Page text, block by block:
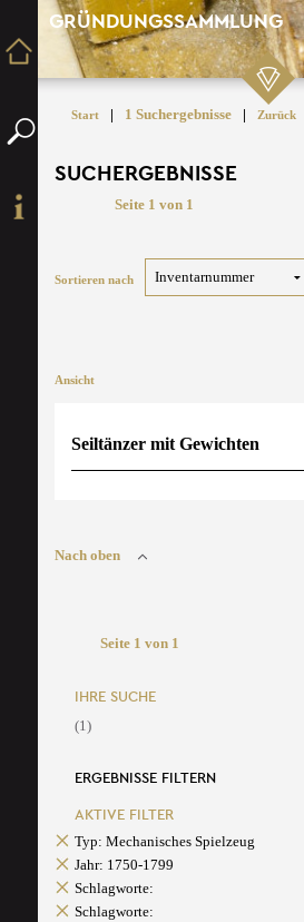
GRÜNDUNGSSAMMLUNG
Start | 1 Suchergebnisse | Zurück
SUCHERGEBNISSE
Seite 1 von 1
Sortieren nach
Ansicht
Seiltänzer mit Gewichten
Nach oben
Seite 1 von 1
IHRE SUCHE
(1)
ERGEBNISSE FILTERN
AKTIVE FILTER
Typ: Mechanisches Spielzeug
Jahr: 1750-1799
Schlagworte:
Schlagworte: